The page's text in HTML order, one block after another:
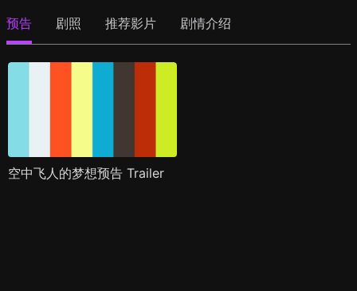
预告 剧照 推荐影片 剧情介绍
空中飞人的梦想预告 Trailer